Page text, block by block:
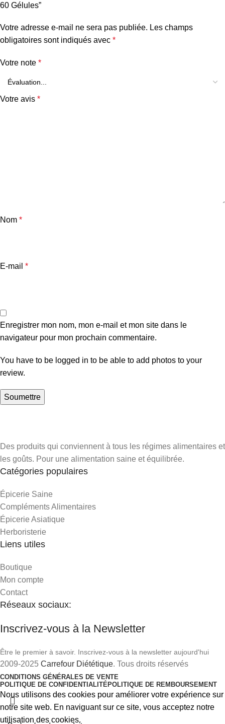
60 Gélules”
Votre adresse e-mail ne sera pas publiée. Les champs
obligatoires sont indiqués avec *
Votre note *
Votre avis *
Nom *
E-mail *
Enregistrer mon nom, mon e-mail et mon site dans le
navigateur pour mon prochain commentaire.
You have to be logged in to be able to add photos to your
review.
Des produits qui conviennent à tous les régimes alimentaires et
les goûts. Pour une alimentation saine et équilibrée.
Catégories populaires
Épicerie Saine
Compléments Alimentaires
Épicerie Asiatique
Herboristerie
Liens utiles
Boutique
Mon compte
Contact
Réseaux sociaux:
Inscrivez-vous à la Newsletter
Être le premier à savoir. Inscrivez-vous à la newsletter aujourd'hui
2009-2025 Carrefour Diététique. Tous droits réservés
CONDITIONS GÉNÉRALES DE VENTE
POLITIQUE DE CONFIDENTIALITÉPOLITIQUE DE REMBOURSEMENT
Nous utilisons des cookies pour améliorer votre expérience sur
notre site web. En naviguant sur ce site, vous acceptez notre
utilisation des cookies.